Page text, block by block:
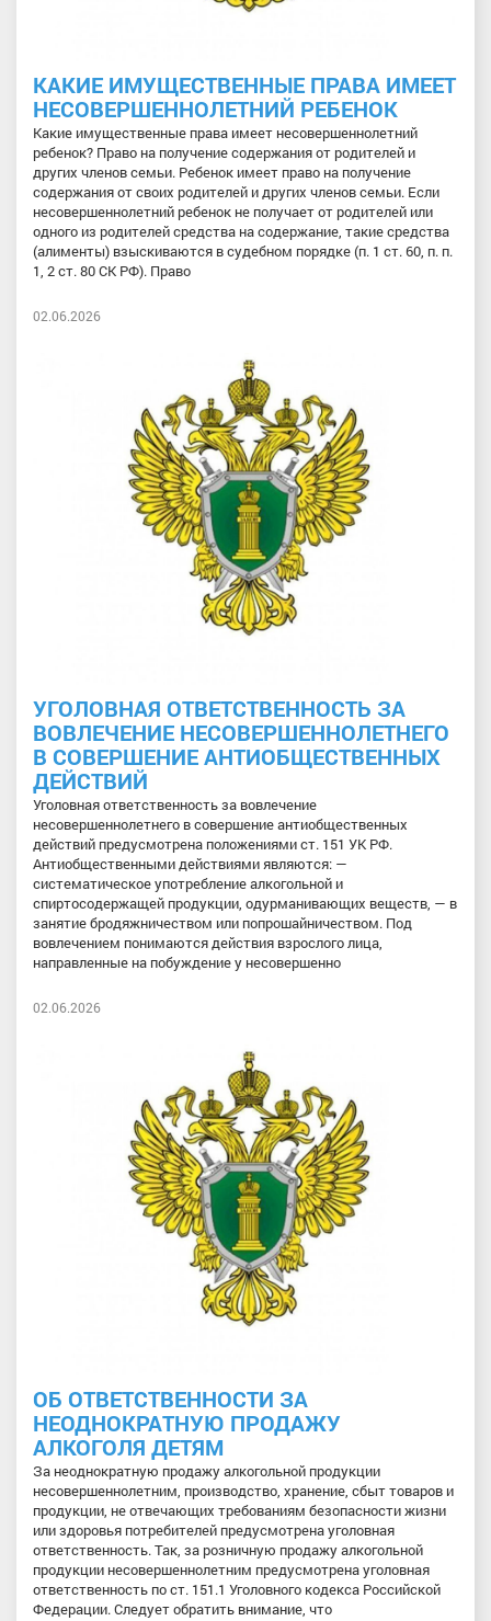
КАКИЕ ИМУЩЕСТВЕННЫЕ ПРАВА ИМЕЕТ
НЕСОВЕРШЕННОЛЕТНИЙ РЕБЕНОК
Какие имущественные права имеет несовершеннолетний
ребенок? Право на получение содержания от родителей и
других членов семьи. Ребенок имеет право на получение
содержания от своих родителей и других членов семьи. Если
несовершеннолетний ребенок не получает от родителей или
одного из родителей средства на содержание, такие средства
(алименты) взыскиваются в судебном порядке (п. 1 ст. 60, п. п.
1, 2 ст. 80 СК РФ). Право
02.06.2026
УГОЛОВНАЯ ОТВЕТСТВЕННОСТЬ ЗА
ВОВЛЕЧЕНИЕ НЕСОВЕРШЕННОЛЕТНЕГО
В СОВЕРШЕНИЕ АНТИОБЩЕСТВЕННЫХ
ДЕЙСТВИЙ
Уголовная ответственность за вовлечение
несовершеннолетнего в совершение антиобщественных
действий предусмотрена положениями ст. 151 УК РФ.
Антиобщественными действиями являются: —
систематическое употребление алкогольной и
спиртосодержащей продукции, одурманивающих веществ, — в
занятие бродяжничеством или попрошайничеством. Под
вовлечением понимаются действия взрослого лица,
направленные на побуждение у несовершенно
02.06.2026
ОБ ОТВЕТСТВЕННОСТИ ЗА
НЕОДНОКРАТНУЮ ПРОДАЖУ
АЛКОГОЛЯ ДЕТЯМ
За неоднократную продажу алкогольной продукции
несовершеннолетним, производство, хранение, сбыт товаров и
продукции, не отвечающих требованиям безопасности жизни
или здоровья потребителей предусмотрена уголовная
ответственность. Так, за розничную продажу алкогольной
продукции несовершеннолетним предусмотрена уголовная
ответственность по ст. 151.1 Уголовного кодекса Российской
Федерации. Следует обратить внимание, что